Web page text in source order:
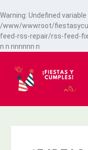
Warning: Undefined variable
/www/wwwroot/
feed-rss-repair/rss-feed-
n n nnnnnn n